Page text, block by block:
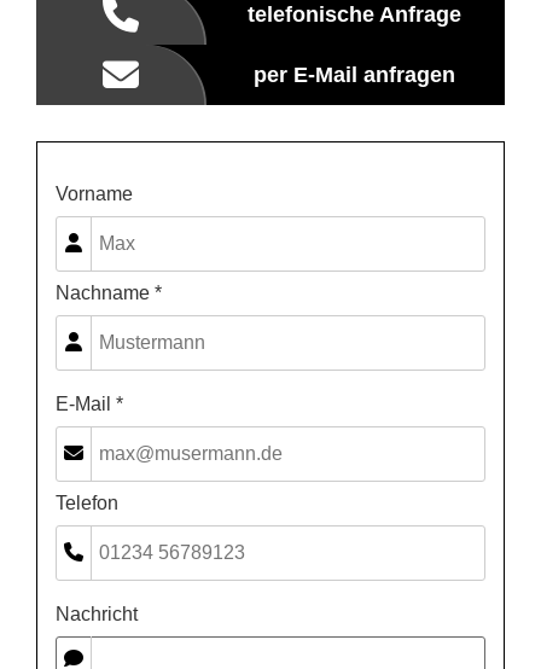
telefonische Anfrage
per E-Mail anfragen
Vorname
Nachname *
E-Mail *
Telefon
Nachricht